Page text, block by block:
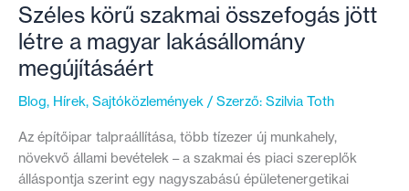
Széles körű szakmai összefogás jött
létre a magyar lakásállomány
megújításáért
Blog, Hírek, Sajtóközlemények / Szerző: Szilvia Toth
Az építőipar talpraállítása, több tízezer új munkahely,
növekvő állami bevételek – a szakmai és piaci szereplők
álláspontja szerint egy nagyszabású épületenergetikai